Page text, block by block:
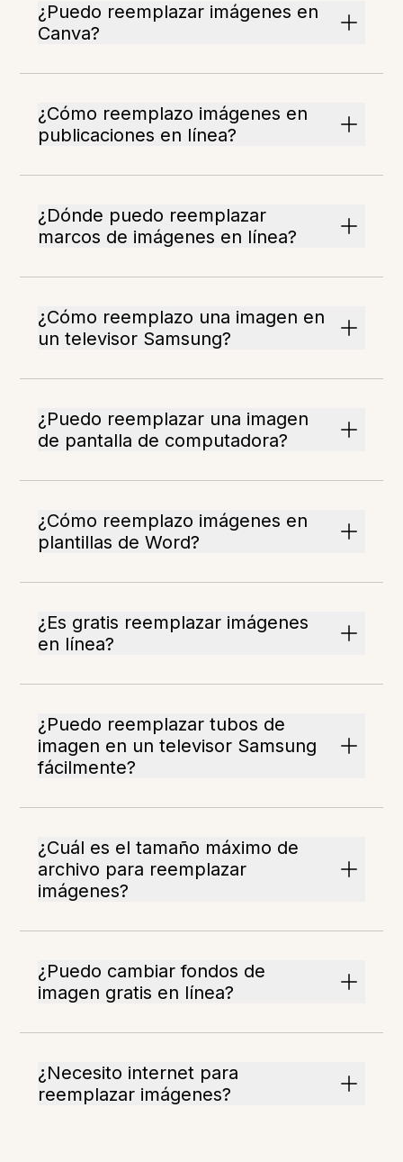
¿Puedo reemplazar imágenes en
Canva?
¿Cómo reemplazo imágenes en
publicaciones en línea?
¿Dónde puedo reemplazar
marcos de imágenes en línea?
¿Cómo reemplazo una imagen en
un televisor Samsung?
¿Puedo reemplazar una imagen
de pantalla de computadora?
¿Cómo reemplazo imágenes en
plantillas de Word?
¿Es gratis reemplazar imágenes
en línea?
¿Puedo reemplazar tubos de
imagen en un televisor Samsung
fácilmente?
¿Cuál es el tamaño máximo de
archivo para reemplazar
imágenes?
¿Puedo cambiar fondos de
imagen gratis en línea?
¿Necesito internet para
reemplazar imágenes?